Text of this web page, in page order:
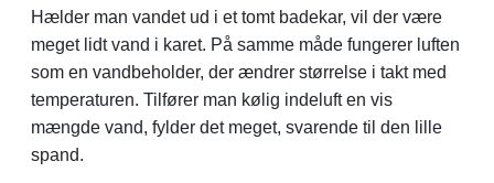
Hælder man vandet ud i et tomt badekar, vil der være
meget lidt vand i karet. På samme måde fungerer luften
som en vandbeholder, der ændrer størrelse i takt med
temperaturen. Tilfører man kølig indeluft en vis
mængde vand, fylder det meget, svarende til den lille
spand.